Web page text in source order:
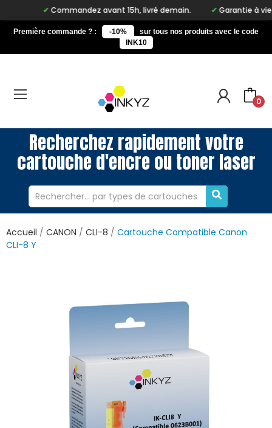
Commandez avant 15h, livré demain. Garantie à vie sur
Première commande ? : -10%
sur tous nos produits avec le code
INK10
0
Recherchez rapidement votre
cartouche d'encre ou toner laser
Accueil CANON CLI-8
Cartouche Compatible Canon
CLI-8 Y